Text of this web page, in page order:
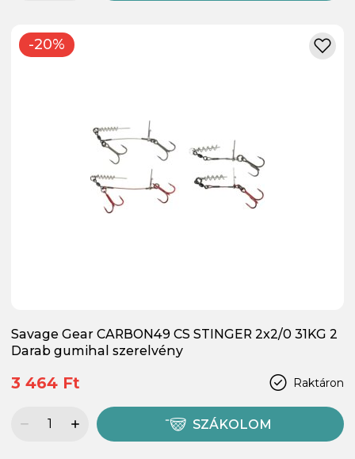
-20%
Savage Gear CARBON49 CS STINGER 2x2/0 31KG 2
Darab gumihal szerelvény
Raktáron
3 464 Ft
SZÁKOLOM